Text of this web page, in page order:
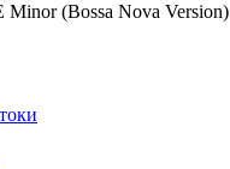
Minor (Bossa Nova Version)